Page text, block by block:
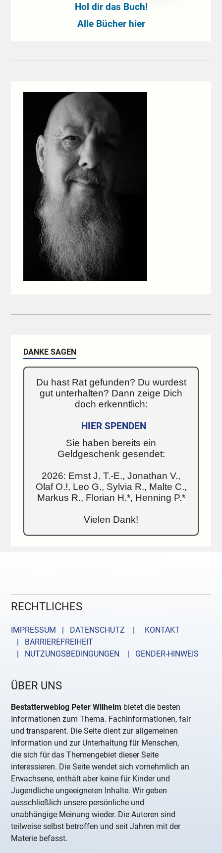
Hol dir das Buch!
Alle Bücher hier
DANKE SAGEN
Du hast Rat gefunden? Du wurdest
gut unterhalten? Dann zeige Dich
doch erkenntlich:
HIER SPENDEN
Sie haben bereits ein
Geldgeschenk gesendet:
2026: Ernst J. T.-E., Jonathan V.,
Olaf O.!, Leo G., Sylvia R., Malte C.,
Markus R., Florian H.*, Henning P.*
Vielen Dank!
RECHTLICHES
IMPRESSUM | DATENSCHUTZ |
KONTAKT
| BARRIEREFREIHEIT
| NUTZUNGSBEDINGUNGEN
| GENDER-HINWEIS
ÜBER UNS
Bestatterweblog Peter Wilhelm bietet die besten
Informationen zum Thema. Fachinformationen, fair
und transparent. Die Seite dient zur allgemeinen
Information und zur Unterhaltung für Menschen,
die sich für das Themengebiet dieser Seite
interessieren. Die Seite wendet sich vornehmlich an
Erwachsene, enthält aber keine für Kinder und
Jugendliche ungeeigneten Inhalte. Wir geben
ausschließlich unsere persönliche und
unabhängige Meinung wieder. Die Autoren sind
teilweise selbst betroffen und seit Jahren mit der
Materie befasst.